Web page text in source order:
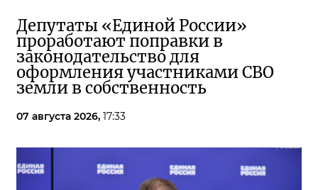
Депутаты «Единой России»
проработают поправки в
законодательство для
оформления участниками СВО
земли в собственность
07 августа 2026, 17:33